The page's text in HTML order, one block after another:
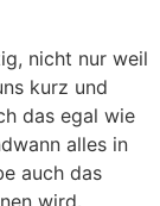
nicht nur weil
kurz und
das egal wie
alles in
auch das